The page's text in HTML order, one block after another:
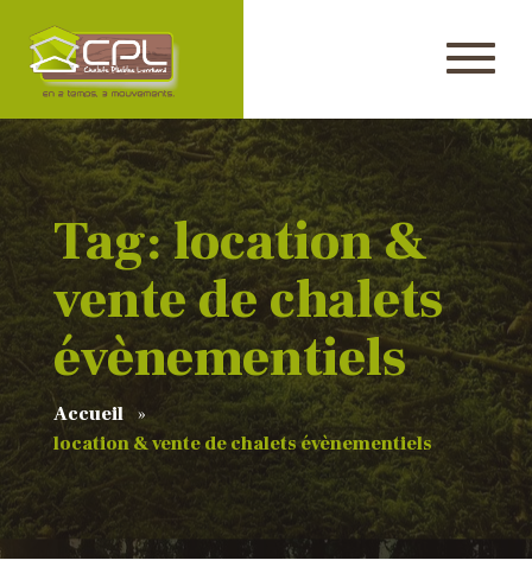
Tag: location &
vente de chalets
évènementiels
Accueil
location & vente de chalets évènementiels